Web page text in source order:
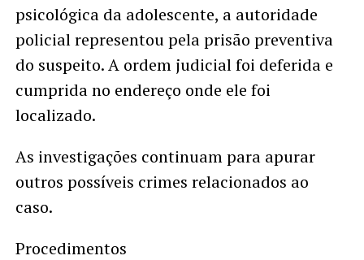
psicológica da adolescente, a autoridade
policial representou pela prisão preventiva
do suspeito. A ordem judicial foi deferida e
cumprida no endereço onde ele foi
localizado.
As investigações continuam para apurar
outros possíveis crimes relacionados ao
caso.
Procedimentos